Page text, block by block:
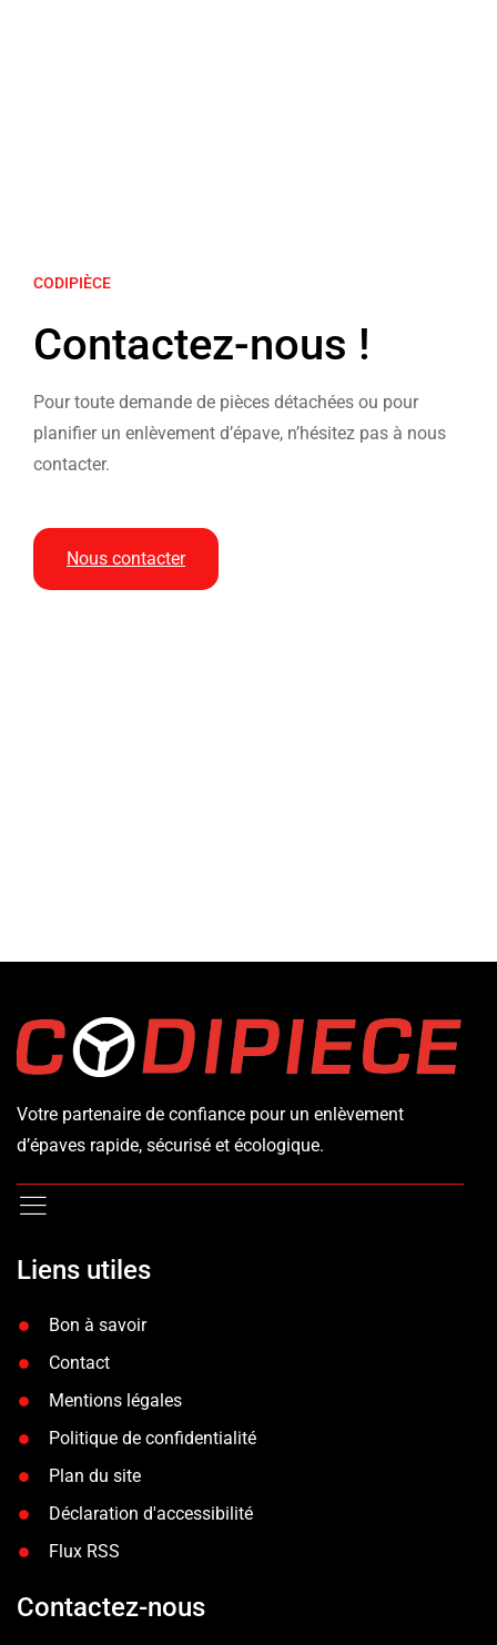
CODIPIÈCE
Contactez-nous !
Pour toute demande de pièces détachées ou pour
planifier un enlèvement d’épave, n’hésitez pas à nous
contacter.
Nous contacter
Votre partenaire de confiance pour un enlèvement
d’épaves rapide, sécurisé et écologique.
Liens utiles
Bon à savoir
Contact
Mentions légales
Politique de confidentialité
Plan du site
Déclaration d'accessibilité
Flux RSS
Contactez-nous